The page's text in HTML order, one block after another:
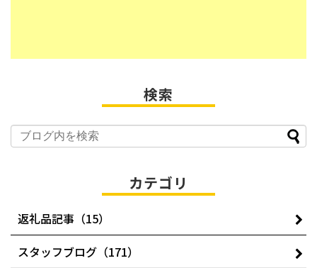
検索
カテゴリ
返礼品記事（15）
スタッフブログ（171）